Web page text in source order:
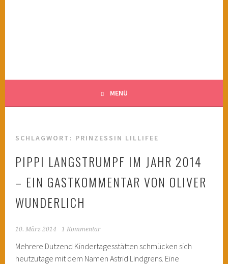
MENÜ
SCHLAGWORT: PRINZESSIN LILLIFEE
PIPPI LANGSTRUMPF IM JAHR 2014
– EIN GASTKOMMENTAR VON OLIVER
WUNDERLICH
10. März 2014 1 Kommentar
Mehrere Dutzend Kindertagesstätten schmücken sich
heutzutage mit dem Namen Astrid Lindgrens. Eine